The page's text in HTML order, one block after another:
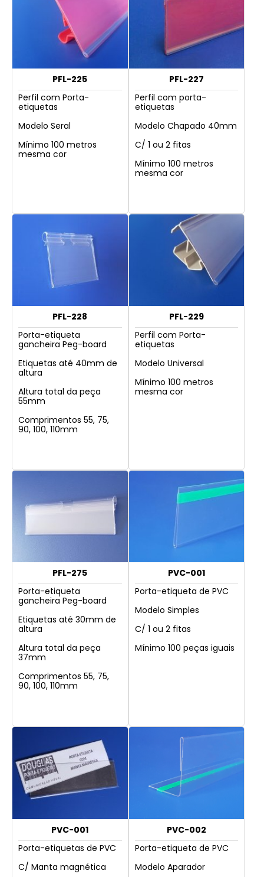
PFL-225
Perfil com Porta-
etiquetas
Modelo Seral
Mínimo 100 metros
mesma cor
PFL-227
Perfil com porta-
etiquetas
Modelo Chapado 40mm
C/ 1 ou 2 fitas
Mínimo 100 metros
mesma cor
PFL-228
Porta-etiqueta
gancheira Peg-board
Etiquetas até 40mm de
altura
Altura total da peça
55mm
Comprimentos 55, 75,
90, 100, 110mm
PFL-229
Perfil com Porta-
etiquetas
Modelo Universal
Mínimo 100 metros
mesma cor
PFL-275
Porta-etiqueta
gancheira Peg-board
Etiquetas até 30mm de
altura
Altura total da peça
37mm
Comprimentos 55, 75,
90, 100, 110mm
PVC-001
Porta-etiqueta de PVC
Modelo Simples
C/ 1 ou 2 fitas
Mínimo 100 peças iguais
PVC-001
Porta-etiquetas de PVC
C/ Manta magnética
PVC-002
Porta-etiqueta de PVC
Modelo Aparador